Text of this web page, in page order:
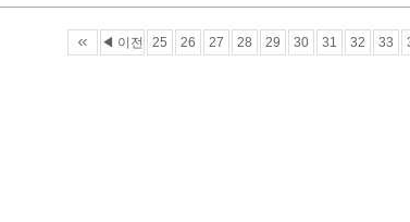
◀ 이전 25 26 27 28 29 30 31 32 33